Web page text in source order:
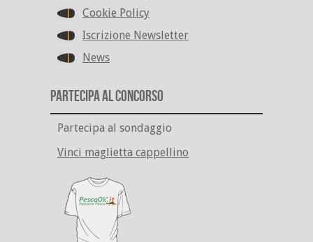
Cookie Policy
Iscrizione Newsletter
News
Partecipa al Concorso
Partecipa al sondaggio
Vinci maglietta cappellino